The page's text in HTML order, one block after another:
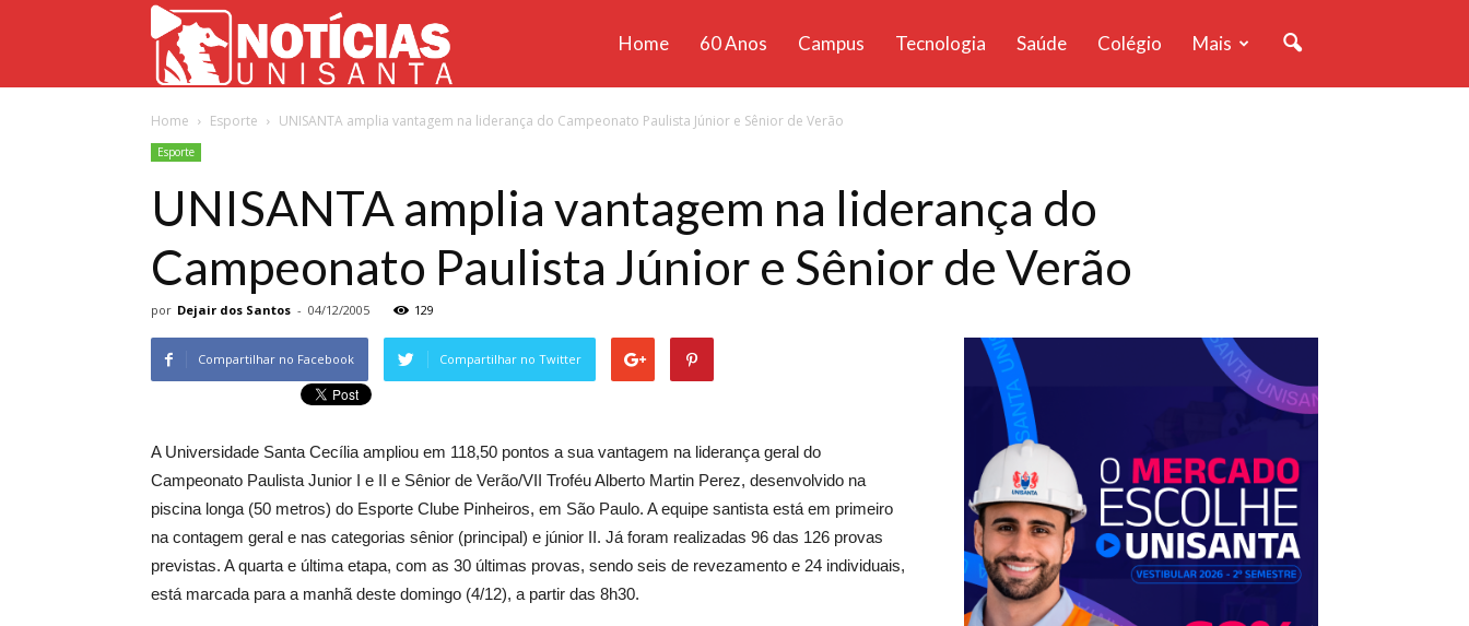
Unisanta
Home 60 Anos Campus Tecnologia Saúde Colégio Mais
Home Esporte UNISANTA amplia vantagem na liderança do Campeonato Paulista Júnior e Sênior de Verão
Esporte
UNISANTA amplia vantagem na liderança do
Campeonato Paulista Júnior e Sênior de Verão
por Dejair dos Santos - 04/12/2005 129
Compartilhar no Facebook Compartilhar no Twitter
A Universidade Santa Cecília ampliou em 118,50 pontos a sua vantagem na liderança geral do
Campeonato Paulista Junior I e II e Sênior de Verão/VII Troféu Alberto Martin Perez, desenvolvido na
piscina longa (50 metros) do Esporte Clube Pinheiros, em São Paulo. A equipe santista está em primeiro
na contagem geral e nas categorias sênior (principal) e júnior II. Já foram realizadas 96 das 126 provas
previstas. A quarta e última etapa, com as 30 últimas provas, sendo seis de revezamento e 24 individuais,
está marcada para a manhã deste domingo (4/12), a partir das 8h30.